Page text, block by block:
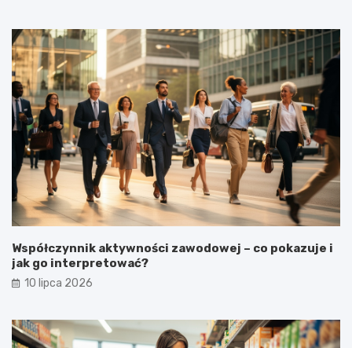
Współczynnik aktywności zawodowej – co pokazuje i
jak go interpretować?
10 lipca 2026